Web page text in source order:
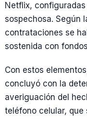
Netflix,
sospechosa. Según
contrataciones se
sostenida con
Con estos
concluyó con la
averiguación del
teléfono celular, que